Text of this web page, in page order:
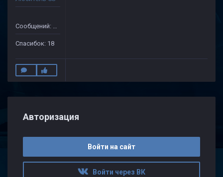
Сообщений: 505
Спасибок: 18
Авторизация
Войти на сайт
Войти через ВК